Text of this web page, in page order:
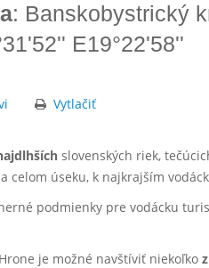
: Banskobystrický
E19°22'58''
Vytlačiť
slovenských riek,
celom úseku, k najkrajším
podmienky pre vodácku
je možné navštíviť niekoľko